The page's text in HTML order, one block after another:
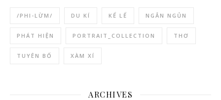
/PHI-LỪM/ DU KÍ KỂ LỂ NGẮN NGỦN
PHÁT HIỆN PORTRAIT_COLLECTION THƠ
TUYÊN BỐ XÀM XÍ
ARCHIVES